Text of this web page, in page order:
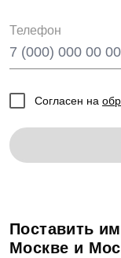
Телефон
Согласен на
Поставить
Москве и